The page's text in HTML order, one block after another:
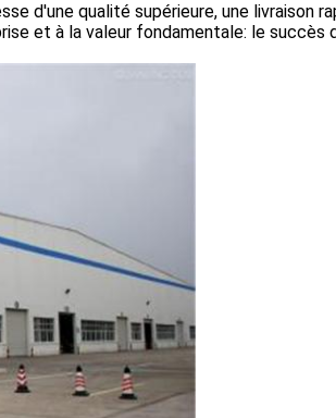
d'une qualité supérieure, une livraison
et à la valeur fondamentale: le succès